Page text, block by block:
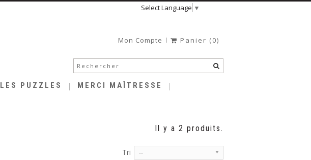
Select Language ▼
Panier (0)
Mon Compte
LES PUZZLES MERCI MAÎTRESSE
Il y a 2 produits.
Tri --